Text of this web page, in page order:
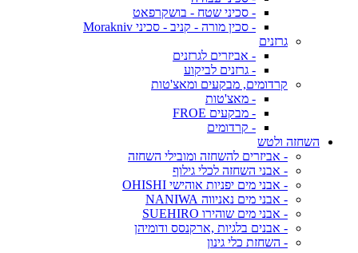
- סכיני שטח - בושקרפאט
- סכין מורה - קניב - סכיני Morakniv
גרזנים
- אביזרים לגרזנים
- גרזנים לביקוע
קרדומים, מבקעים ומאצ'טות
- מאצ'טות
- מבקעים FROE
- קרדומים
השחזה ולטש
- אביזרים להשחזה ומובילי השחזה
- אבני השחזה לכלי גילוף
- אבני מים יפניות אוהישי OHISHI
- אבני מים נאניווה NANIWA
- אבני מים שוהירו SUEHIRO
- אבנים בלגיות ,ארקנסס ודומיהן
- השחזת כלי גינון